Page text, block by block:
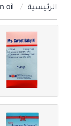
الرئيسية oil